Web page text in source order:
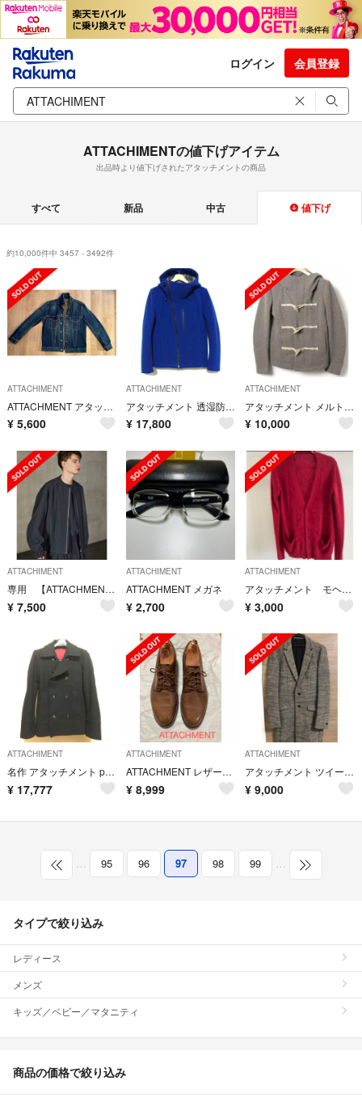
ログイン 会員登録
ATTACHIMENTの値下げアイテム
出品時より値下げされたアタッチメントの商品
すべて 新品 中古 値下げ
約10,000件中 3457 - 3492件
ATTACHIMENT
ATTACHMENT アタッチメント デニムジャケット
¥ 5,600
ATTACHIMENT
アタッチメント 透湿防水 3レイヤー ニット ウィーバー ブルゾン ジャケット
¥ 17,800
ATTACHIMENT
アタッチメント メルトン ショート ダッフルコート 2 グレー
¥ 10,000
ATTACHIMENT
専用 【ATTACHMENT × WYM】セット
¥ 7,500
ATTACHIMENT
ATTACHMENT メガネ
¥ 2,700
ATTACHIMENT
アタッチメント モヘアカーディガン
¥ 3,000
ATTACHIMENT
名作 アタッチメント pコート ダウン ブルゾン レザー ライダース デニム新作
¥ 17,777
ATTACHIMENT
ATTACHMENT レザーシューズ
¥ 8,999
ATTACHIMENT
アタッチメント ツイードコート サイズ2
¥ 9,000
… 95 96 97 98 99 …
タイプで絞り込み
レディース
メンズ
キッズ／ベビー／マタニティ
商品の価格で絞り込み